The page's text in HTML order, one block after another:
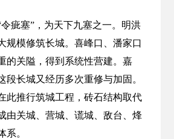
塞”，为天下九塞之一。明洪
规模修筑长城。喜峰口、潘家口
的关隘，得到系统性营建。嘉
段长城又经历多次重修与加固。
此推行筑城工程，砖石结构取代
由关城、营城、谎城、敌台、烽
系。